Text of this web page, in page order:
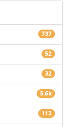
737
52
32
5.6k
112